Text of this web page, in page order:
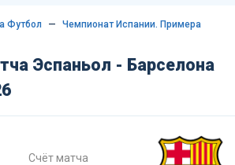
Футбол Чемпионат Испании. Примера
Эспаньол - Барселона
Счёт матча